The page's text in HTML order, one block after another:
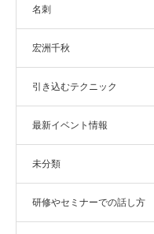
名刺
宏洲千秋
引き込むテクニック
最新イベント情報
未分類
研修やセミナーでの話し方